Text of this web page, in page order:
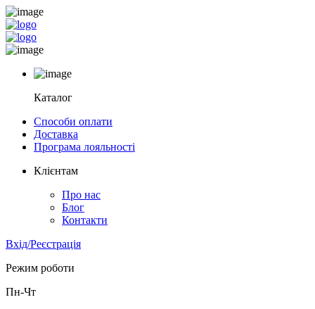
Каталог
Способи оплати
Доставка
Програма лояльності
Клієнтам
Про нас
Блог
Контакти
Вхід/Реєстрація
Режим роботи
Пн-Чт